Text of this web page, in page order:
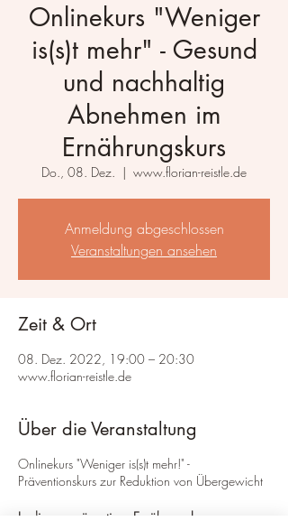
Onlinekurs "Weniger
is(s)t mehr" - Gesund
und nachhaltig
Abnehmen im
Ernährungskurs
Do., 08. Dez.
  |
www.florian-reistle.de
Anmeldung abgeschlossen
Veranstaltungen ansehen
Zeit & Ort
08. Dez. 2022, 19:00 – 20:30
www.florian-reistle.de
Über die Veranstaltung
Onlinekurs "Weniger is(s)t mehr!" -
Präventionskurs zur Reduktion von Übergewicht
In diesem präventiven Ernährungskurs